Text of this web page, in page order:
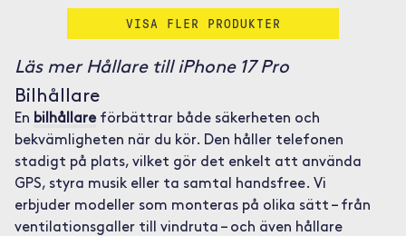
VISA FLER PRODUKTER
Läs mer Hållare till iPhone 17 Pro
Bilhållare
En bilhållareförbättrar både säkerheten och
bekvämligheten när du kör. Den håller telefonen
stadigt på plats, vilket gör det enkelt att använda
GPS, styra musik eller ta samtal handsfree. Vi
erbjuder modeller som monteras på olika sätt – från
ventilationsgaller till vindruta – och även hållare